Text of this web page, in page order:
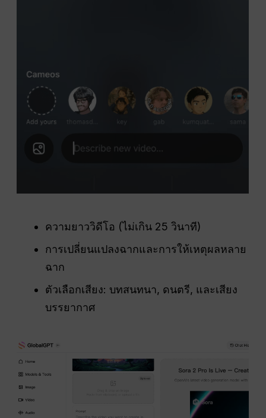
ความยาววิดีโอ (ไม่เกิน 25 วินาที)
การเปลี่ยนแปลงฉากและการให้เหตุผลหลาย
ฉาก
ตัวเลือกเสียง: บทสนทนา, ดนตรี, และเสียง
บรรยากาศ